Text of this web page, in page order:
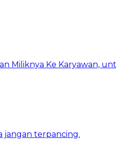
Miliknya Ke Karyawan,
jangan terpancing.